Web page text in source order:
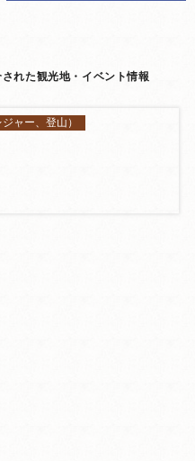
れた観光地・イベント情報
ャー、登山）